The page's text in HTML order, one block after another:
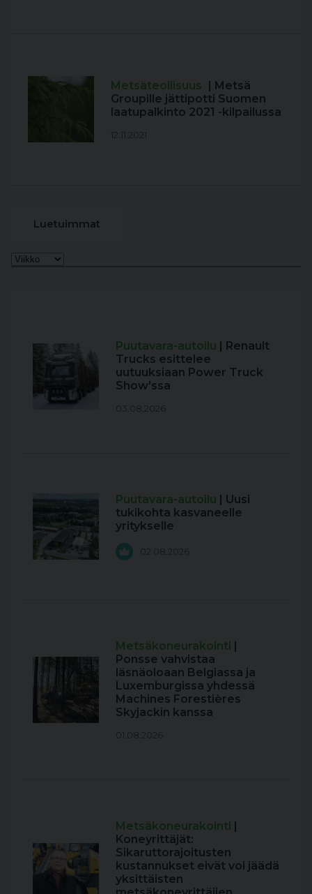
Metsäteollisuus | Metsä
Groupille jättipotti Suomen
laatupalkinto 2021 -kilpailussa
12.11.2021
Luetuimmat
Puutavara-autoilu | Renault
Trucks esittelee
uutuuksiaan Power Truck
Show'ssa
03.08.2026
Puutavara-autoilu | Uusi
tukikohta kasvaneelle
yritykselle
02.08.2026
Metsäkoneurakointi |
Ponsse vahvistaa
läsnäoloaan Belgiassa ja
Luxemburgissa yhdessä
Machines Forestières
Skyjackin kanssa
01.08.2026
Metsäkoneurakointi |
Koneyrittäjät:
Sikaruttorajoitusten
kustannukset eivät voi jäädä
yksittäisten